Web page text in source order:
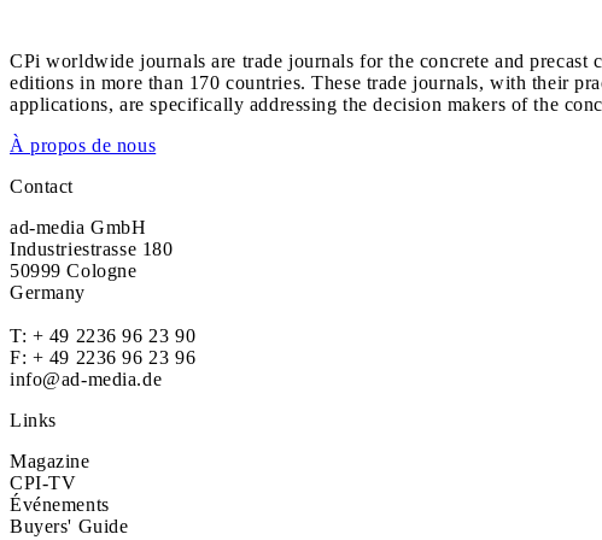
CPi worldwide journals are trade journals for the concrete and
editions in more than 170 countries. These trade journals, with their
applications, are specifically addressing the decision makers of the
À propos de nous
Contact
ad-media GmbH
Industriestrasse 180
50999 Cologne
Germany
T: + 49 2236 96 23 90
F: + 49 2236 96 23 96
info@ad-media.de
Links
Magazine
CPI-TV
Événements
Buyers' Guide